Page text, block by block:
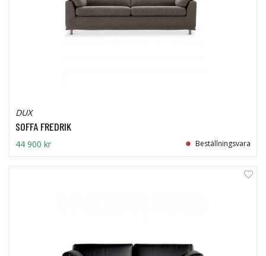
DUX
SOFFA FREDRIK
44 900 kr Beställningsvara